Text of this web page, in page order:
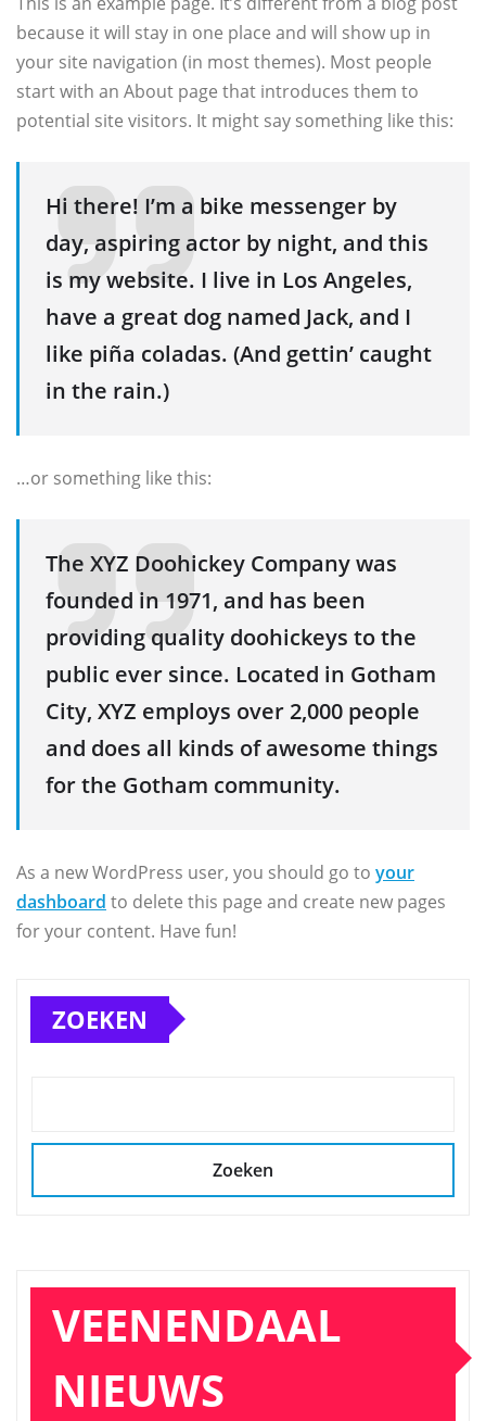
because it will stay in one place and will show up in
your site navigation (in most themes). Most people
start with an About page that introduces them to
potential site visitors. It might say something like this:
Hi there! I’m a bike messenger by
day, aspiring actor by night, and this
is my website. I live in Los Angeles,
have a great dog named Jack, and I
like piña coladas. (And gettin’ caught
in the rain.)
…or something like this:
The XYZ Doohickey Company was
founded in 1971, and has been
providing quality doohickeys to the
public ever since. Located in Gotham
City, XYZ employs over 2,000 people
and does all kinds of awesome things
for the Gotham community.
As a new WordPress user, you should go to your
dashboard to delete this page and create new pages
for your content. Have fun!
ZOEKEN
Zoeken
VEENENDAAL
NIEUWS